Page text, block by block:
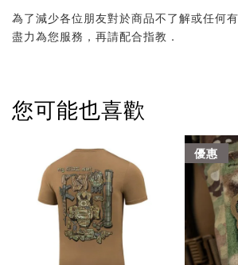
為了減少各位朋友對於商品不了解或任何
盡力為您服務，再請配合指教．
您可能也喜歡
優惠